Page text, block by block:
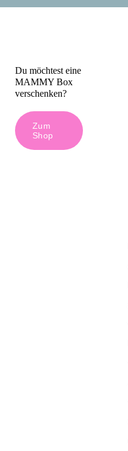
Du möchtest eine
MAMMY Box
verschenken?
Zum
Shop